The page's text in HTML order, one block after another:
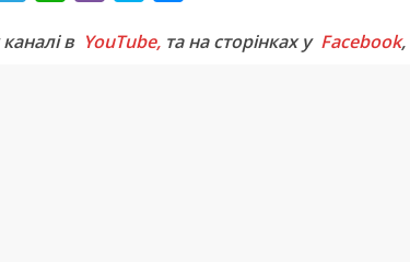
l
a
b
y
s
в YouTube, та на сторінках у Facebook,